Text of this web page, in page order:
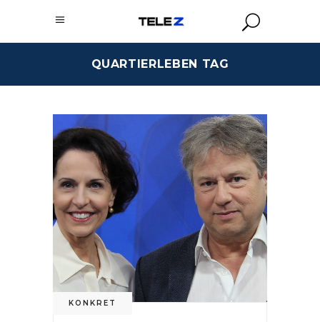
QUARTIERLEBEN TAG
KONKRET